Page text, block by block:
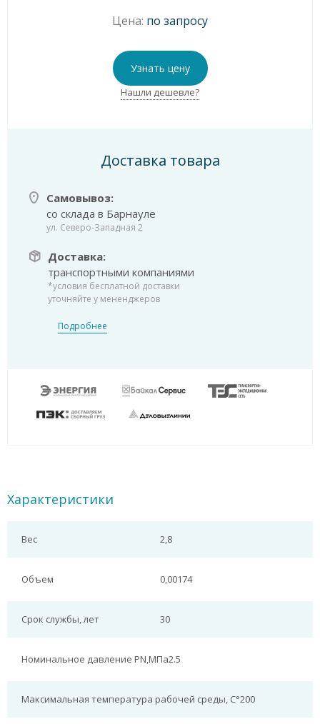
Цена: по запросу
Узнать цену
Нашли дешевле?
Доставка товара
Самовывоз:
со склада в Барнауле
ул. Северо-Западная 2
Доставка:
транспортными компаниями
*условия бесплатной доставки
уточняйте у мененджеров
Подробнее
Характеристики
Вес 2,8
Объем 0,00174
Срок службы, лет 30
Номинальное давление PN,МПа2.5
Максимальная температура рабочей среды, С°200